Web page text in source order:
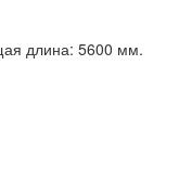
длина: 5600 мм.